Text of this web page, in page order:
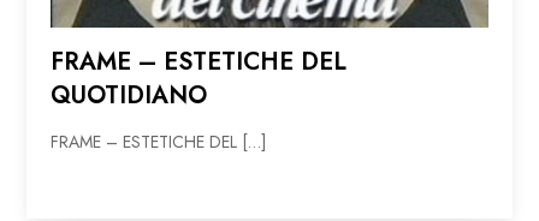
FRAME – ESTETICHE DEL
QUOTIDIANO
FRAME – ESTETICHE DEL […]